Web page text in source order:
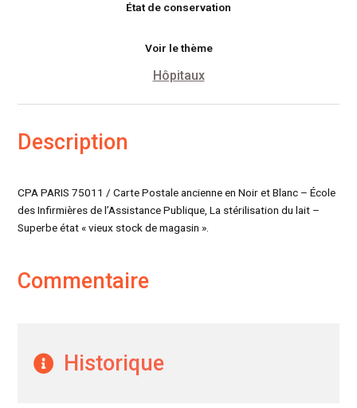
État de conservation
Voir le thème
Hôpitaux
Description
CPA PARIS 75011 / Carte Postale ancienne en Noir et Blanc – École
des Infirmières de l’Assistance Publique, La stérilisation du lait –
Superbe état « vieux stock de magasin ».
Commentaire
Historique